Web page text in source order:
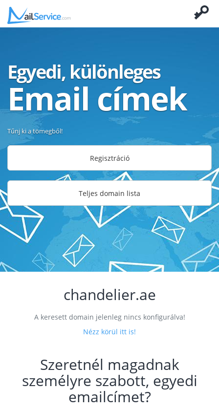
Egyedi, különleges
Email címek
Tűnj ki a tömegből!
Regisztráció
Teljes domain lista
chandelier.ae
A keresett domain jelenleg nincs konfigurálva!
Nézz körül itt is!
Szeretnél magadnak
személyre szabott, egyedi
emailcímet?